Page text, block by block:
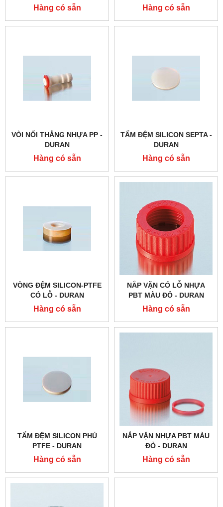
PP - DURAN
Hàng có sẵn Hàng có sẵn
VÒI NỐI THẲNG NHỰA PP -
DURAN
Hàng có sẵn
TẤM ĐỆM SILICON SEPTA -
DURAN
Hàng có sẵn
VÒNG ĐỆM SILICON-PTFE
CÓ LỖ - DURAN
Hàng có sẵn
NẮP VẶN CÓ LỖ NHỰA
PBT MÀU ĐỎ - DURAN
Hàng có sẵn
TẤM ĐỆM SILICON PHỦ
PTFE - DURAN
Hàng có sẵn
NẮP VẶN NHỰA PBT MÀU
ĐỎ - DURAN
Hàng có sẵn